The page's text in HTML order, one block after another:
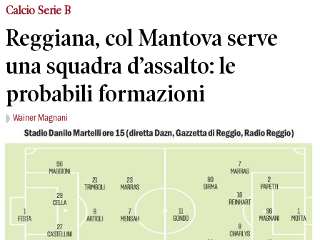
Calcio Serie B
Reggiana, col Mantova serve
una squadra d’assalto: le
probabili formazioni
Wainer Magnani